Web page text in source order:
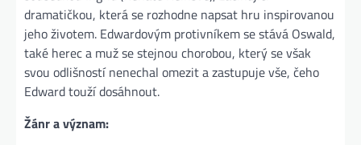
dramatičkou, která se rozhodne napsat hru inspirovanou
jeho životem. Edwardovým protivníkem se stává Oswald,
také herec a muž se stejnou chorobou, který se však
svou odlišností nenechal omezit a zastupuje vše, čeho
Edward touží dosáhnout​.
Žánr a význam: